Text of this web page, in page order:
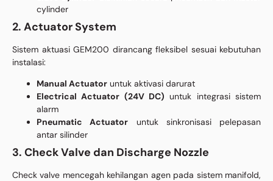
cylinder
2. Actuator System
Sistem aktuasi GEM200 dirancang fleksibel sesuai kebutuhan
instalasi:
Manual Actuator untuk aktivasi darurat
Electrical Actuator (24V DC) untuk integrasi sistem
alarm
Pneumatic Actuator untuk sinkronisasi pelepasan
antar silinder
3. Check Valve dan Discharge Nozzle
Check valve mencegah kehilangan agen pada sistem manifold,